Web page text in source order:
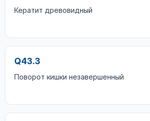
Кератит древовидный
Q43.3
Поворот кишки незавершенный